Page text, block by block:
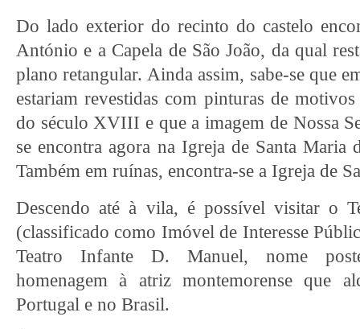
Do lado exterior do recinto do castelo
António e a Capela de São João, da qual
plano retangular. Ainda assim, sabe-se que
estariam revestidas com pinturas de motivos
do século XVIII e que a imagem de Nossa
se encontra agora na Igreja de Santa Maria
Também em ruínas, encontra-se a Igreja de
Descendo até à vila, é possível visitar o
(classificado como Imóvel de Interesse
Teatro Infante D. Manuel, nome
homenagem à atriz montemorense que
Portugal e no Brasil.